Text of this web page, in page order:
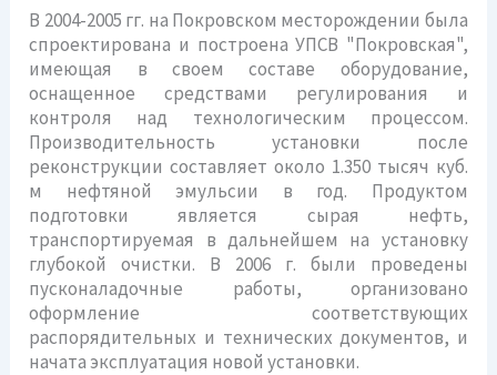
В 2004-2005 гг. на Покровском месторождении была
спроектирована и построена УПСВ "Покровская",
имеющая в своем составе оборудование,
оснащенное средствами регулирования и
контроля над технологическим процессом.
Производительность установки после
реконструкции составляет около 1.350 тысяч куб.
м нефтяной эмульсии в год. Продуктом
подготовки является сырая нефть,
транспортируемая в дальнейшем на установку
глубокой очистки. В 2006 г. были проведены
пусконаладочные работы, организовано
оформление соответствующих
распорядительных и технических документов, и
начата эксплуатация новой установки.